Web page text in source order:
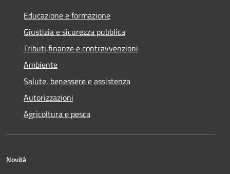
Educazione e formazione
Giustizia e sicurezza pubblica
Tributi,finanze e contravvenzioni
Ambiente
Salute, benessere e assistenza
Autorizzazioni
Agricoltura e pesca
Novità